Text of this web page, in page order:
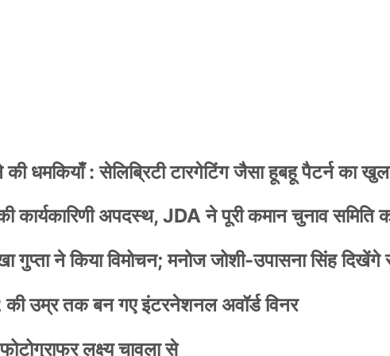
धमकियाँ : सेलिब्रिटी टारगेटिंग जैसा हूबहू पैटर्न का
अपदस्थ, JDA ने पूरी कमान चुनाव समिति
गुप्ता ने किया विमोचन; मनोज जोशी-उपासना सिंह दिखेंगे
उम्र तक बन गए इंटरनेशनल अवॉर्ड विनर
लक्ष्य चावला से